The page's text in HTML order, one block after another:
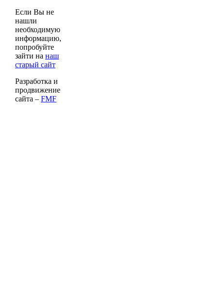
Если Вы не
нашли
необходимую
информацию,
попробуйте
зайти на наш
старый сайт
Разработка и
продвижение
сайта – FMF